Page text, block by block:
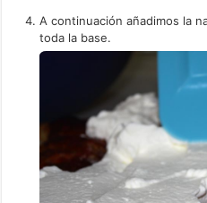
A continuación añadimos la
toda la base.